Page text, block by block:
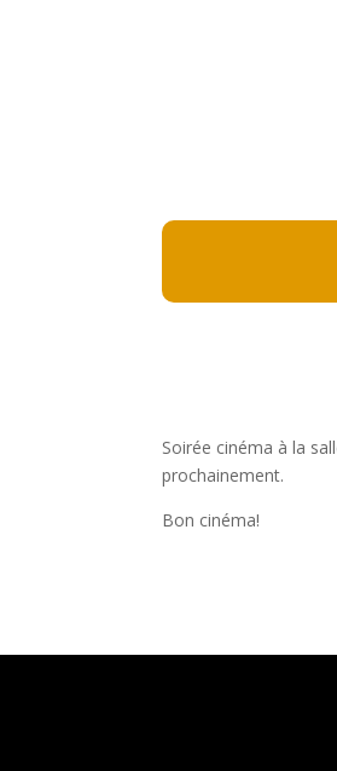
Soirée cinéma à la
prochainement.
Bon cinéma!